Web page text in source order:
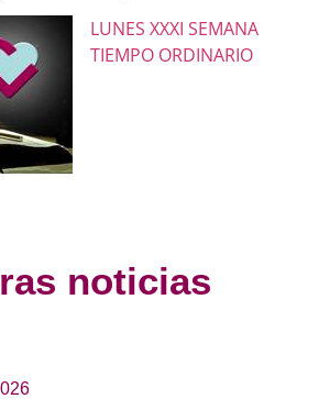
LUNES XXXI SEMANA
TIEMPO ORDINARIO
noticias